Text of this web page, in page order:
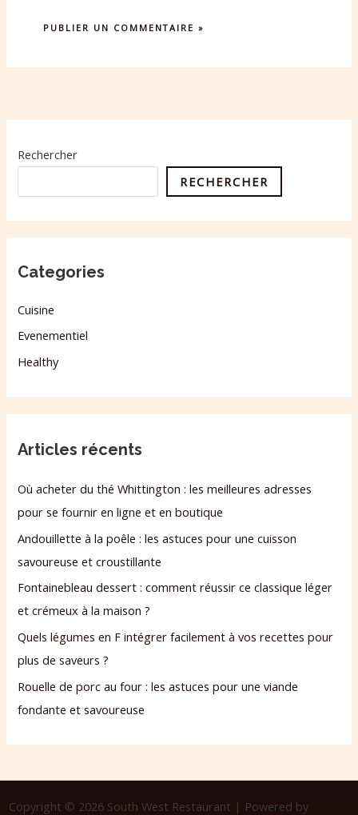
Rechercher
RECHERCHER
Categories
Cuisine
Evenementiel
Healthy
Articles récents
Où acheter du thé Whittington : les meilleures adresses
pour se fournir en ligne et en boutique
Andouillette à la poêle : les astuces pour une cuisson
savoureuse et croustillante
Fontainebleau dessert : comment réussir ce classique léger
et crémeux à la maison ?
Quels légumes en F intégrer facilement à vos recettes pour
plus de saveurs ?
Rouelle de porc au four : les astuces pour une viande
fondante et savoureuse
Copyright © 2026 South West Restaurant | Powered by